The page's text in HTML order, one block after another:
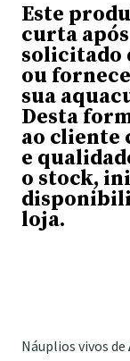
Este
curta
solicitado
ou
sua
Desta
ao cliente
e
o stock,
loja.
Náuplios vivos de